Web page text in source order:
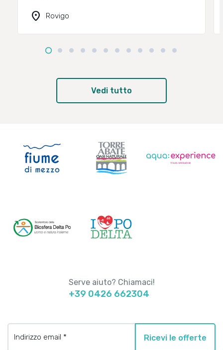
location_on Rovigo
Vedi tutto
Serve aiuto? Chiamaci!
+39 0426 662304
Indirizzo email * Ricevi le offerte